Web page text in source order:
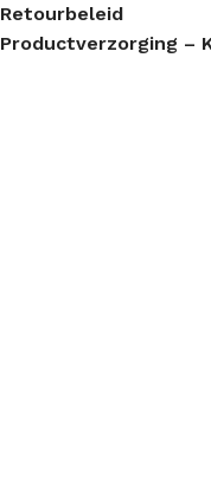
Retourbeleid
Productverzorging –